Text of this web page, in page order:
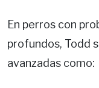
En perros con
profundos, Todd
avanzadas como: